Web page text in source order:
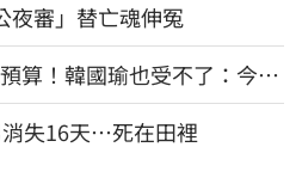
夜審」替亡魂伸冤
算！韓國瑜也受不了：今年
失16天…死在田裡